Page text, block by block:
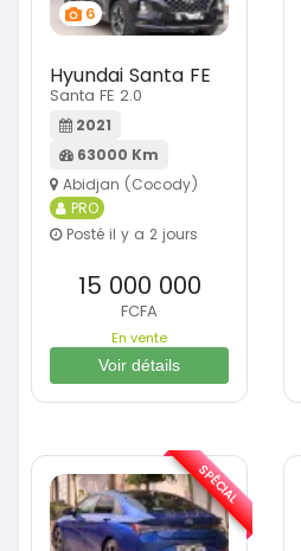
6
Hyundai Santa FE
Santa FE 2.0
2021
63000 Km
Abidjan (Cocody)
PRO
Posté il y a 2 jours
15 000 000
FCFA
En vente
Voir détails
SPÉCIAL